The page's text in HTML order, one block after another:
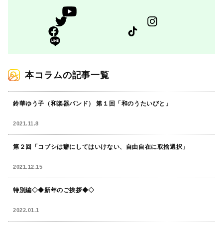
本コラムの記事一覧
鈴華ゆう子（和楽器バンド） 第１回「和のうたいびと」
2021.11.8
第２回「コブシは癖にしてはいけない、自由自在に取捨選択」
2021.12.15
特別編◇◆新年のご挨拶◆◇
2022.01.1